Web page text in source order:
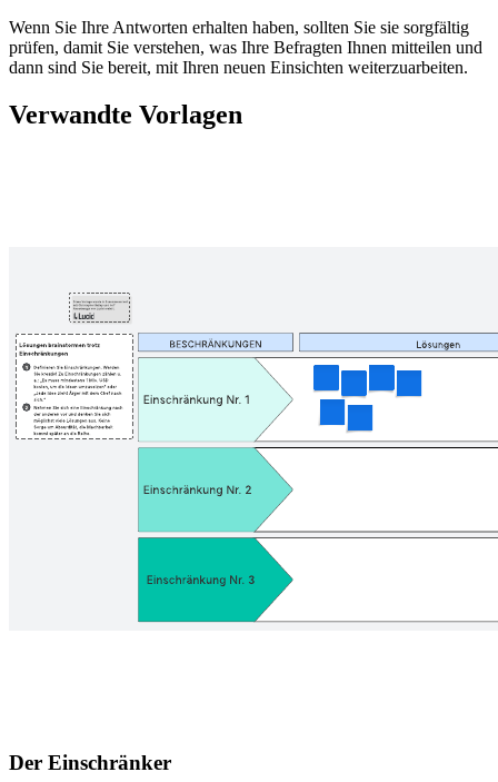
Wenn Sie Ihre Antworten erhalten haben, sollten Sie sie sorgfältig
prüfen, damit Sie verstehen, was Ihre Befragten Ihnen mitteilen und
dann sind Sie bereit, mit Ihren neuen Einsichten weiterzuarbeiten.
Verwandte Vorlagen
Der Einschränker